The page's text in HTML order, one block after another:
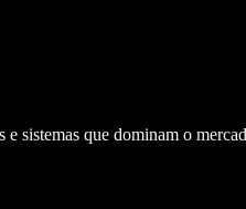
sistemas que dominam o